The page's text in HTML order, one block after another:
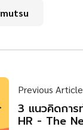
Previous Article
3 แนวคิดการ
HR - The